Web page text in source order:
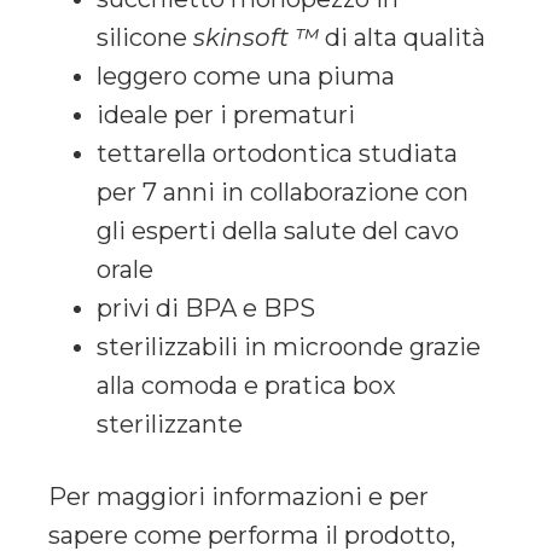
silicone skinsoft ™ di alta qualità
leggero come una piuma
ideale per i prematuri
tettarella ortodontica studiata
per 7 anni in collaborazione con
gli esperti della salute del cavo
orale
privi di BPA e BPS
sterilizzabili in microonde grazie
alla comoda e pratica box
sterilizzante
Per maggiori informazioni e per
sapere come performa il prodotto,